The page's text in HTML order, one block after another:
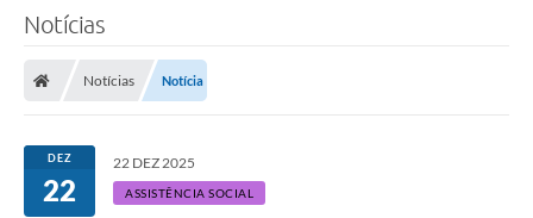
Notícias
Notícias Notícia
DEZ
22
22 DEZ 2025
ASSISTÊNCIA SOCIAL